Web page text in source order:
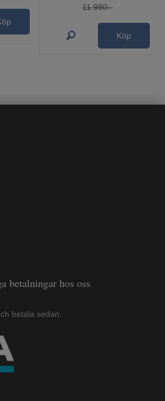
11 990:-
Köp
betalningar hos oss
betala sedan.